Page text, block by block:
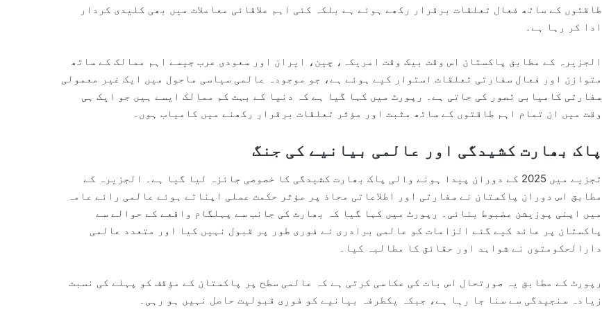
طاقتوں کے ساتھ فعال تعلقات برقرار رکھے ہوئے ہے بلکہ کئی اہم علاقائی معاملات میں بھی کلیدی کردار
ادا کر رہا ہے۔
الجزیرہ کے مطابق پاکستان اس وقت بیک وقت امریکہ، چین، ایران اور سعودی عرب جیسے اہم ممالک کے ساتھ
متوازن اور فعال سفارتی تعلقات استوار کیے ہوئے ہے، جو موجودہ عالمی سیاسی ماحول میں ایک غیر معمولی
سفارتی کامیابی تصور کی جاتی ہے۔ رپورٹ میں کہا گیا ہے کہ دنیا کے بہت کم ممالک ایسے ہیں جو ایک ہی
وقت میں ان تمام اہم طاقتوں کے ساتھ مثبت اور مؤثر تعلقات برقرار رکھنے میں کامیاب ہوں۔
پاک بھارت کشیدگی اور عالمی بیانیے کی جنگ
تجزیے میں 2025 کے دوران پیدا ہونے والی پاک بھارت کشیدگی کا خصوصی جائزہ لیا گیا ہے۔ الجزیرہ کے
مطابق اس دوران پاکستان نے سفارتی اور اطلاعاتی محاذ پر مؤثر حکمت عملی اپناتے ہوئے عالمی رائے عامہ
میں اپنی پوزیشن مضبوط بنائی۔ رپورٹ میں کہا گیا کہ بھارت کی جانب سے پہلگام واقعے کے حوالے سے
پاکستان پر عائد کیے گئے الزامات کو عالمی برادری نے فوری طور پر قبول نہیں کیا اور متعدد عالمی
دارالحکومتوں نے شواہد اور حقائق کا مطالبہ کیا۔
رپورٹ کے مطابق یہ صورتحال اس بات کی عکاسی کرتی ہے کہ عالمی سطح پر پاکستان کے مؤقف کو پہلے کی نسبت
زیادہ سنجیدگی سے سنا جا رہا ہے، جبکہ یکطرفہ بیانیے کو فوری قبولیت حاصل نہیں ہو رہی۔